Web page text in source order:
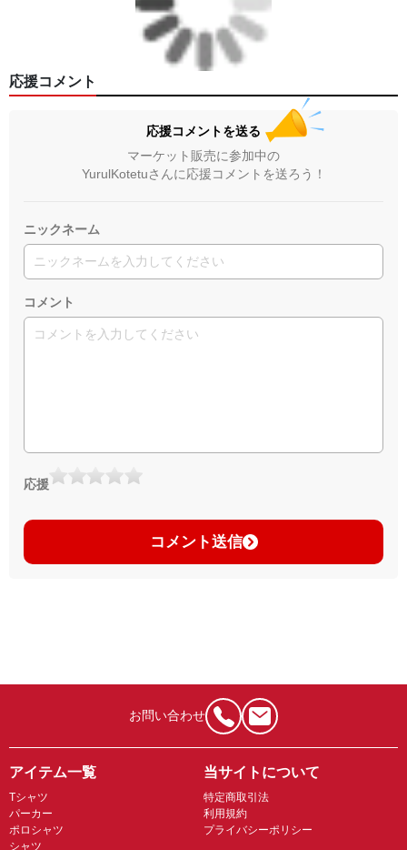
応援コメント
応援コメントを送る
マーケット販売に参加中の
YurulKotetuさんに応援コメントを送ろう！
ニックネーム
コメント
応援
コメント送信
お問い合わせ
アイテム一覧
Tシャツ
パーカー
ポロシャツ
シャツ
当サイトについて
特定商取引法
利用規約
プライバシーポリシー